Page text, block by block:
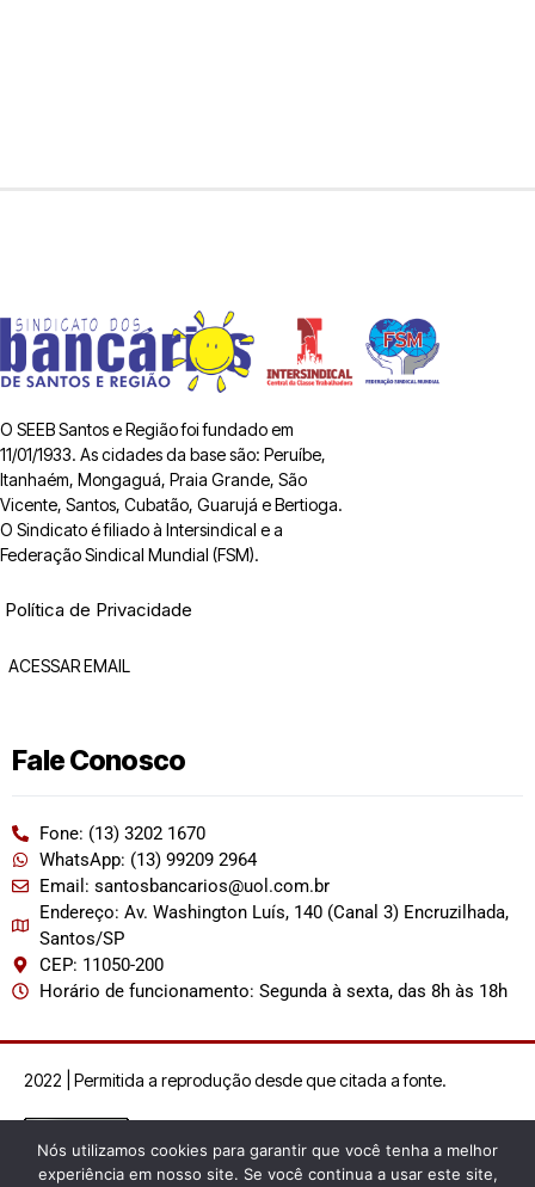
O SEEB Santos e Região foi fundado em
11/01/1933. As cidades da base são: Peruíbe,
Itanhaém, Mongaguá, Praia Grande, São
Vicente, Santos, Cubatão, Guarujá e Bertioga.
O Sindicato é filiado à Intersindical e a
Federação Sindical Mundial (FSM).
Política de Privacidade
ACESSAR EMAIL
Fale Conosco
Fone: (13) 3202 1670
WhatsApp: (13) 99209 2964
Email: santosbancarios@uol.com.br
Endereço: Av. Washington Luís, 140 (Canal 3) Encruzilhada,
Santos/SP
CEP: 11050-200
Horário de funcionamento: Segunda à sexta, das 8h às 18h
2022 | Permitida a reprodução desde que citada a fonte.
Nós utilizamos cookies para garantir que você tenha a melhor
experiência em nosso site. Se você continua a usar este site,